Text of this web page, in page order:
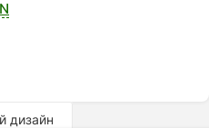
дизайн